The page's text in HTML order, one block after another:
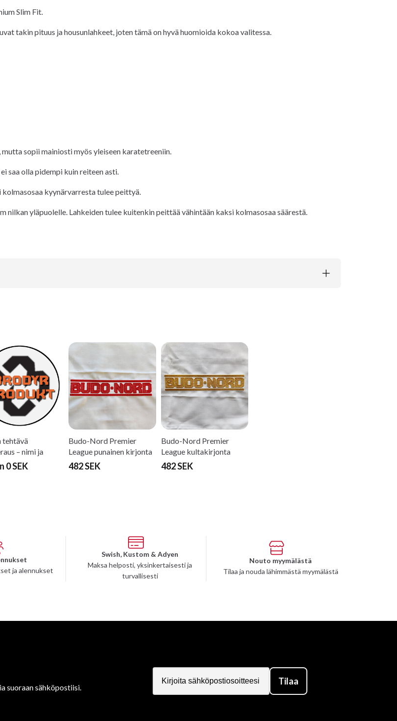
Slim Fit.
takin pituus ja housunlahkeet, joten tämä on hyvä huomioida kokoa valitessa.
sopii mainiosti myös yleiseen karatetreeniin.
saa olla pidempi kuin reiteen asti.
kyynärvarresta tulee peittyä.
yläpuolelle. Lahkeiden tulee kuitenkin peittää vähintään kaksi kolmasosaa säärestä.
tehtävä
– nimi ja
0 SEK
Budo-Nord Premier
League punainen kirjonta
482 SEK
Budo-Nord Premier
League kultakirjonta
482 SEK
ja alennukset
Swish, Kustom & Adyen
Maksa helposti, yksinkertaisesti ja
turvallisesti
Nouto myymälästä
Tilaa ja nouda lähimmästä myymälästä
suoraan sähköpostiisi.
Tilaa